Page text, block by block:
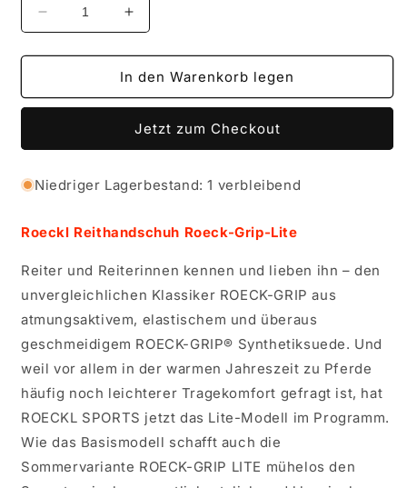
Verringere
die
Menge
Roeckl
Grip-
Erhöhe
die
Menge
für
Roeckl
Roeck-
Grip-
In den Warenkorb legen
Jetzt zum Checkout
Niedriger Lagerbestand: 1 verbleibend
Roeckl Reithandschuh Roeck-Grip-Lite
Reiter und Reiterinnen kennen und lieben ihn – den
unvergleichlichen Klassiker ROECK-GRIP aus
atmungsaktivem, elastischem und überaus
geschmeidigem ROECK-GRIP® Synthetiksuede. Und
weil vor allem in der warmen Jahreszeit zu Pferde
häufig noch leichterer Tragekomfort gefragt ist, hat
ROECKL SPORTS jetzt das Lite-Modell im Programm.
Wie das Basismodell schafft auch die
Sommervariante ROECK-GRIP LITE mühelos den